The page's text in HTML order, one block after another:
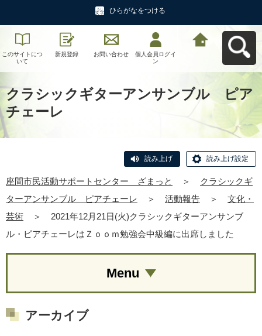
ひらがなをつける
このサイトにつ
いて
新規登録 お問い合わせ
個人会員ログイ
ン
クラシックギターアンサンブル ピア
チェーレ
読み上げ 読み上げ設定
座間市民活動サポートセンター ざまっと ＞
クラシックギ
ターアンサンブル ピアチェーレ
＞ 活動報告 ＞
文化・
芸術
＞
2021年12月21日(火)クラシックギターアンサンブ
ル・ピアチェーレはＺｏｏｍ勉強会中級編に出席しました
Menu
アーカイブ